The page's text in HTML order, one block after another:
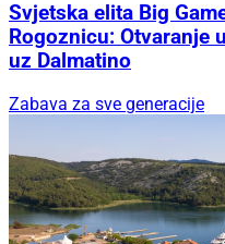
Svjetska elita Big
Rogoznicu: Otvaranje
uz Dalmatino
Zabava za sve generacije